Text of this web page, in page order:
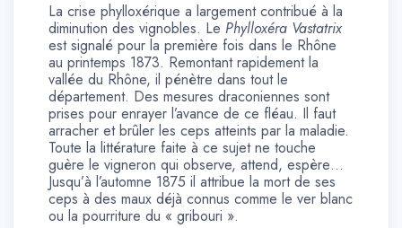
La crise phylloxérique a largement contribué à la
diminution des vignobles. Le Phylloxéra Vastatrix
est signalé pour la première fois dans le Rhône
au printemps 1873. Remontant rapidement la
vallée du Rhône, il pénètre dans tout le
département. Des mesures draconiennes sont
prises pour enrayer l’avance de ce fléau. Il faut
arracher et brûler les ceps atteints par la maladie.
Toute la littérature faite à ce sujet ne touche
guère le vigneron qui observe, attend, espère…
Jusqu’à l’automne 1875 il attribue la mort de ses
ceps à des maux déjà connus comme le ver blanc
ou la pourriture du « gribouri ».